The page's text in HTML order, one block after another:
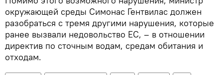
окружающей среды Симонас Гентвилас должен
разобраться с тремя другими нарушения, которые
ранее вызвали недовольство ЕС, – в отношении
директив по сточным водам, средам обитания и
отходам.